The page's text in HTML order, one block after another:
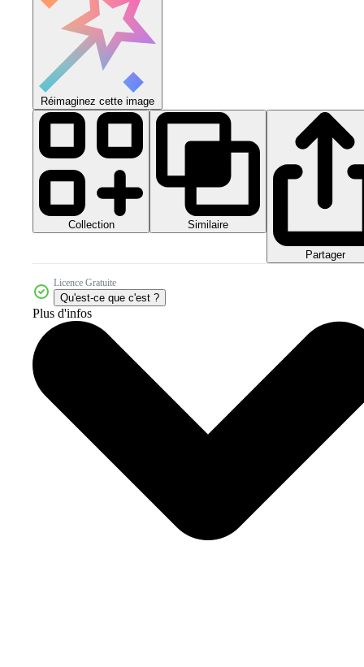
Réimaginez cette image
Collection Similaire
Partager
Licence Gratuite
Qu'est-ce que c'est ?
Plus d'infos